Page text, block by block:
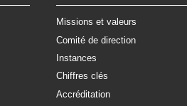
Missions et valeurs
Comité de direction
Instances
Chiffres clés
Accréditation